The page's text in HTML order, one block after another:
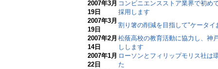
2007年3月
19日
コンビニエンスストア業界で初め
採用します
2007年3月
19日
割り箸の削減を目指して"ケータ
2007年2月
14日
松蔭高校の教育活動に協力し、神
しします
2007年1月
22日
ローソンとフィリップモリス社は
た